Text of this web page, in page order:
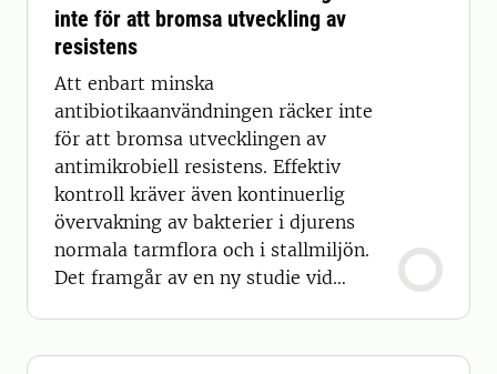
inte för att bromsa utveckling av
resistens
Att enbart minska
antibiotikaanvändningen räcker inte
för att bromsa utvecklingen av
antimikrobiell resistens. Effektiv
kontroll kräver även kontinuerlig
övervakning av bakterier i djurens
normala tarmflora och i stallmiljön.
Det framgår av en ny studie vid